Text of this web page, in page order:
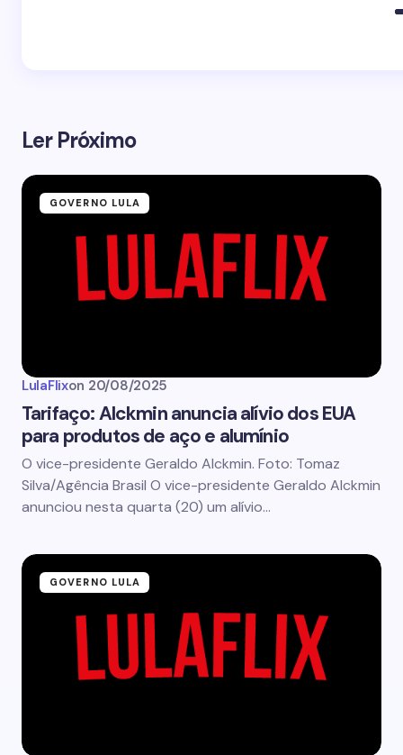
Ler Próximo
GOVERNO LULA
LulaFlixon 20/08/2025
Tarifaço: Alckmin anuncia alívio dos EUA
para produtos de aço e alumínio
O vice-presidente Geraldo Alckmin. Foto: Tomaz
Silva/Agência Brasil O vice-presidente Geraldo Alckmin
anunciou nesta quarta (20) um alívio…
GOVERNO LULA